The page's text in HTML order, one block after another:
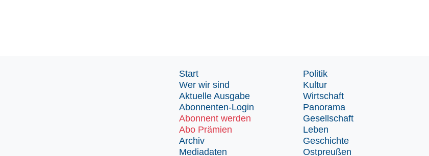
Start
Wer wir sind
Aktuelle Ausgabe
Abonnenten-Login
Abonnent werden
Abo Prämien
Archiv
Mediadaten
Politik
Kultur
Wirtschaft
Panorama
Gesellschaft
Leben
Geschichte
Ostpreußen